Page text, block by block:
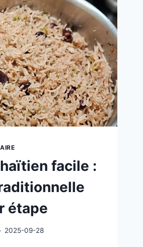
facile :
étape
2025-09-28